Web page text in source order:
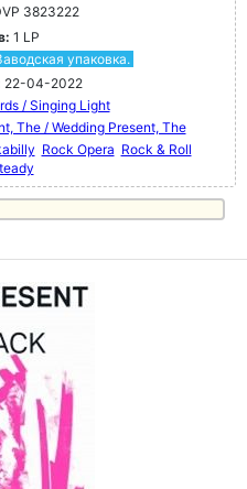
3823222
1 LP
упаковка.
22-04-2022
/ Singing Light
The / Wedding Present, The
Rock Opera Rock & Roll